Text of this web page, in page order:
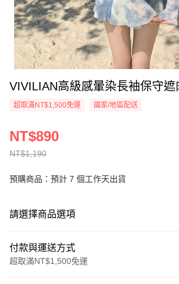
VIVILIAN高級感暈染長袖保守遮
超取滿NT$1,500免運 國家/地區配送
NT$1,190
NT$890
預購商品：預計 7 個工作天出貨
請選擇商品選項
付款與運送方式
超取滿NT$1,500免運